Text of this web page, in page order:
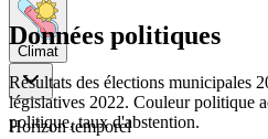
Climat
Horizon temporel
Données politiques
Résultats des élections municipales
législatives 2022. Couleur politique
politique, taux d'abstention.